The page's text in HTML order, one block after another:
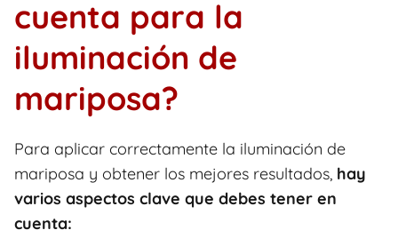
cuenta para la
iluminación de
mariposa?
Para aplicar correctamente la iluminación de
mariposa y obtener los mejores resultados, hay
varios aspectos clave que debes tener en
cuenta: